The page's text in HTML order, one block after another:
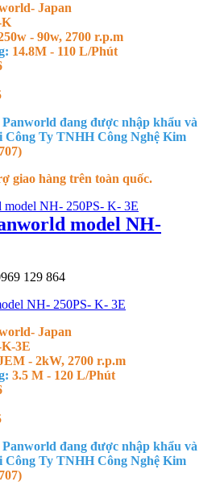
Japan
K
- 90w, 2700 r.p.m
14.8M - 110 L/Phút
đang được nhập khẩu và
Công Ty TNHH Công Nghệ Kim
giao hàng trên toàn quốc.
model NH-
129 864
NH- 250PS- K- 3E
Japan
3E
- 2kW, 2700 r.p.m
3.5 M - 120 L/Phút
đang được nhập khẩu và
Công Ty TNHH Công Nghệ Kim